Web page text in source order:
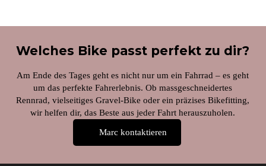
Welches Bike passt perfekt zu dir?
Am Ende des Tages geht es nicht nur um ein Fahrrad – es geht
um das perfekte Fahrerlebnis. Ob massgeschneidertes
Rennrad, vielseitiges Gravel-Bike oder ein präzises Bikefitting,
wir helfen dir, das Beste aus jeder Fahrt herauszuholen.
Marc kontaktieren